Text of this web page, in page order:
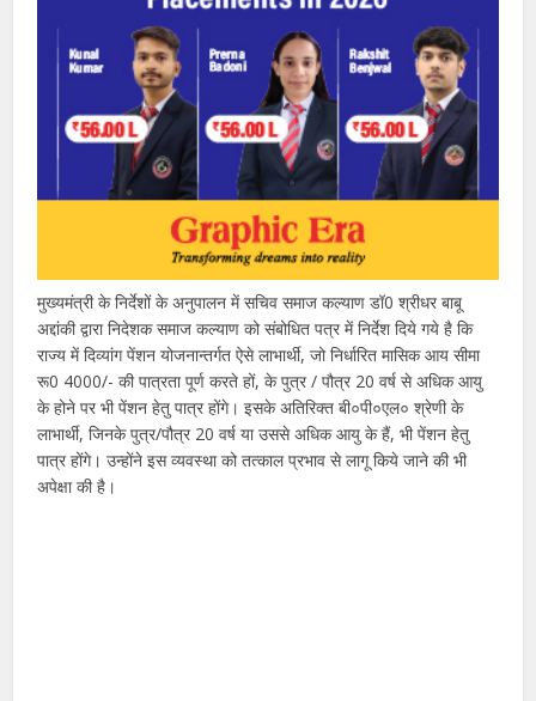
मुख्यमंत्री के निर्देशों के अनुपालन में सचिव समाज कल्याण डॉ0 श्रीधर बाबू
अद्दांकी द्वारा निदेशक समाज कल्याण को संबोधित पत्र में निर्देश दिये गये है कि
राज्य में दिव्यांग पेंशन योजनान्तर्गत ऐसे लाभार्थी, जो निर्धारित मासिक आय सीमा
रू0 4000/- की पात्रता पूर्ण करते हों, के पुत्र / पौत्र 20 वर्ष से अधिक आयु
के होने पर भी पेंशन हेतु पात्र होंगे। इसके अतिरिक्त बी०पी०एल० श्रेणी के
लाभार्थी, जिनके पुत्र/पौत्र 20 वर्ष या उससे अधिक आयु के हैं, भी पेंशन हेतु
पात्र होंगे। उन्होंने इस व्यवस्था को तत्काल प्रभाव से लागू किये जाने की भी
अपेक्षा की है।